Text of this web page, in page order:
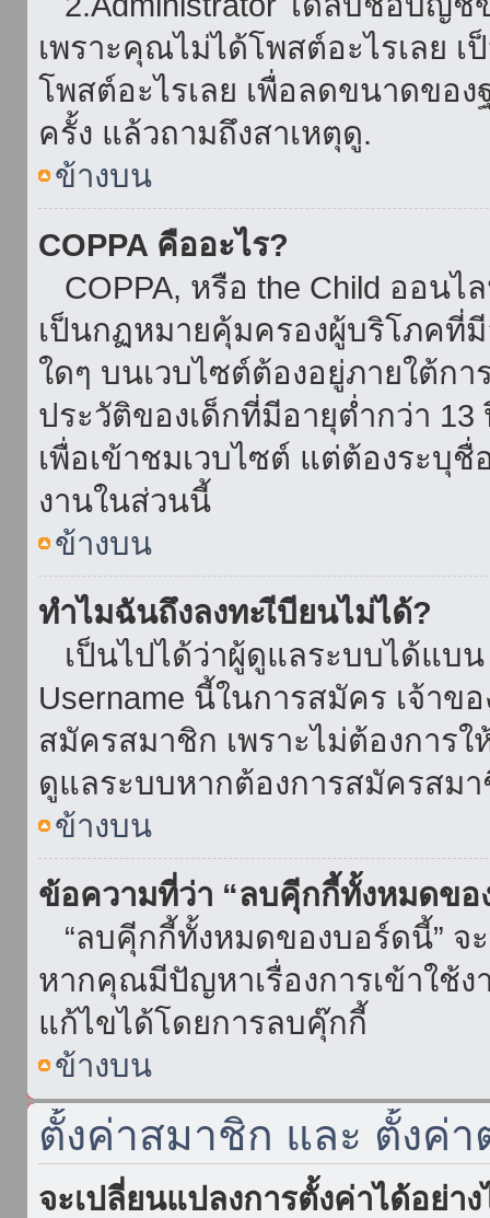
เพราะคุณไม่ได้โพสต์อะไรเลย
โพสต์อะไรเลย เพื่อลดขนาดขอ
ครั้ง แล้วถามถึงสาเหตุดู.
ข้างบน
COPPA คืออะไร?
COPPA, หรือ the Child ออนไ
เป็นกฏหมายคุ้มครองผู้บริโภคที่
ใดๆ บนเวบไซต์ต้องอยู่ภายใต้ก
ประวัติของเด็กที่มีอายุต่ำกว่า
เพื่อเข้าชมเวบไซต์ แต่ต้องระบุ
งานในส่วนนี้
ข้างบน
ทำไมฉันถึงลงทะเีบียนไม่ได้?
เป็นไปได้ว่าผู้ดูแลระบบได้แบ
Username นี้ในการสมัคร เจ้าข
สมัครสมาชิก เพราะไม่ต้องการ
ดูแลระบบหากต้องการสมัครสม
ข้างบน
ข้อความที่ว่า “ลบคุีกกี้ทั้งหมดขอ
“ลบคุีกกี้ทั้งหมดของบอร์ดนี้” จ
หากคุณมีปัญหาเรื่องการเข้าใช้
แก้ไขได้โดยการลบคุ๊กกี้
ข้างบน
ตั้งค่าสมาชิก และ ตั้งค่า
จะเปลี่ยนแปลงการตั้งค่าได้อย่าง